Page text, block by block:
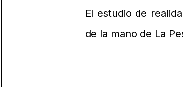
El estudio de
de la mano de La